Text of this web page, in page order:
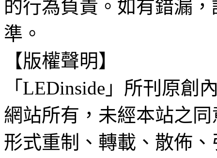
的行為負責。如有錯漏
準。
【版權聲明】
「LEDinside」所刊原創
網站所有，未經本站之
形式重制、轉載、散佈